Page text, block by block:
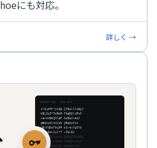
にも対応。
詳しく →